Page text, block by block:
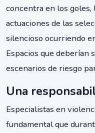
concentra en los goles,
actuaciones de las
silencioso ocurriendo
Espacios que deberían
escenarios de riesgo
Una
Especialistas en
fundamental que